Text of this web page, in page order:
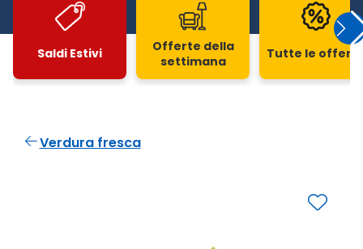
Saldi Estivi
Offerte della
settimana
Tutte le
Verdura fresca